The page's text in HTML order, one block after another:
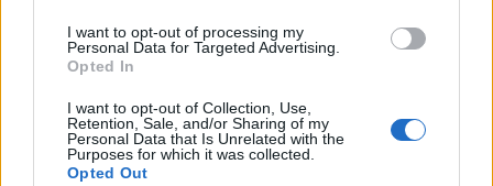
I want to opt-out of processing my
Personal Data for Targeted Advertising.
Opted In
I want to opt-out of Collection, Use,
Retention, Sale, and/or Sharing of my
Personal Data that Is Unrelated with the
Purposes for which it was collected.
Opted Out
Άρσεναλ
Γιουβέντους
Μίλαν